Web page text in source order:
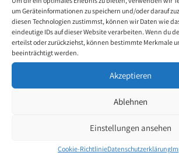
um Geräteinformationen zu speichern und/oder darauf
diesen Technologien zustimmst, können wir Daten wie
eindeutige IDs auf dieser Website verarbeiten. Wenn du
erteilst oder zurückziehst, können bestimmte Merkmale
beeinträchtigt werden.
Akzeptieren
Ablehnen
Einstellungen ansehen
Cookie-RichtlinieDatenschutzerklärung
Ausstellungen teil.
Zurück zur Künstlerübersicht